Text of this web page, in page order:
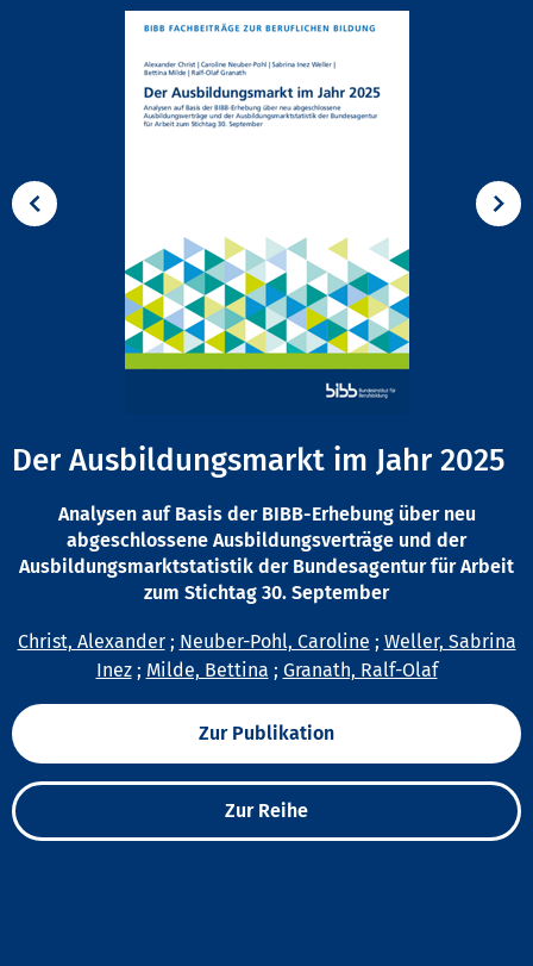
Der Ausbildungsmarkt im Jahr 2025
Analysen auf Basis der BIBB-Erhebung über neu
abgeschlossene Ausbildungsverträge und der
Ausbildungsmarktstatistik der Bundesagentur für Arbeit
zum Stichtag 30. September
Christ, Alexander; Neuber-Pohl, Caroline ; Weller, Sabrina
Inez; Milde, Bettina ; Granath, Ralf-Olaf
Zur Publikation
Zur Reihe